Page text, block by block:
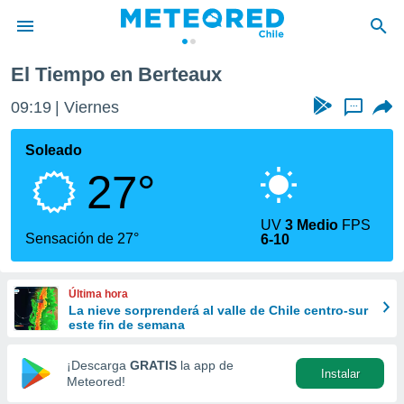
de
por
que se
calidad.
a este
las
y
forma
digital
basada
El Tiempo en Berteaux
09:19 Viernes ...
Soleado
27°
Sensación de 27°
UV3 Medio FPS
6-10
Última hora
La nieve sorprenderá al valle de Chile centro-sur
este fin de semana
¡Descarga GRATIS la app de
Meteored!
Instalar